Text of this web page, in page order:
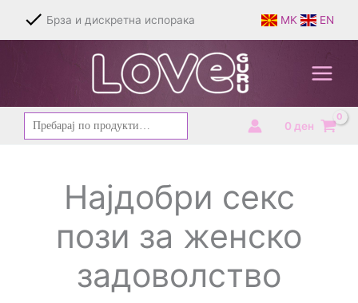
content
Брза и дискретна испорака MK EN
Барај
за:
0 ден
Најдобри секс
пози за женско
задоволство